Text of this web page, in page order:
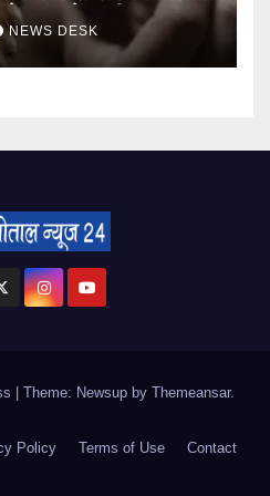
जांच में जुटी
NEWS DESK
Theme: Newsup by Themeansar.
Policy Terms of Use Contact